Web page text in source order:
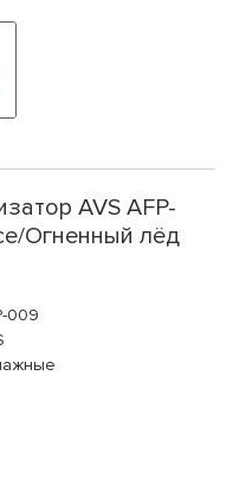
AVS AFP-
Огненный лёд
009